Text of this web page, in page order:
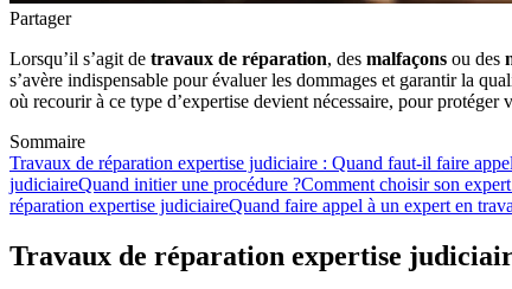
Partager
Lorsqu’il s’agit de travaux de réparation, des malfaçons ou des
s’avère indispensable pour évaluer les dommages et garantir la
où recourir à ce type d’expertise devient nécessaire, pour protéger
Sommaire
Travaux de réparation expertise judiciaire : Quand faut-il faire
judiciaireQuand initier une procédure ?Comment choisir son
réparation expertise judiciaireQuand faire appel à un expert en
Travaux de réparation expertise